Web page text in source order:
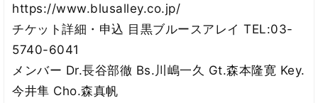
https://www.blusalley.co.jp/
チケット詳細・申込 目黒ブルースアレイ TEL:03-
5740-6041
メンバー Dr.長谷部徹 Bs.川嶋一久 Gt.森本隆寛 Key.
今井隼 Cho.森真帆